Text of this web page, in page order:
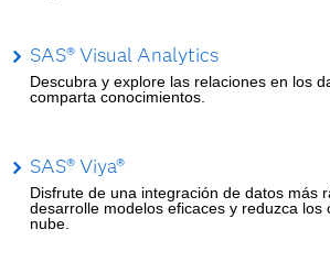
SAS® Visual Analytics
Descubra y explore las relaciones en los
comparta conocimientos.
SAS® Viya®
Disfrute de una integración de datos más
desarrolle modelos eficaces y reduzca los
nube.